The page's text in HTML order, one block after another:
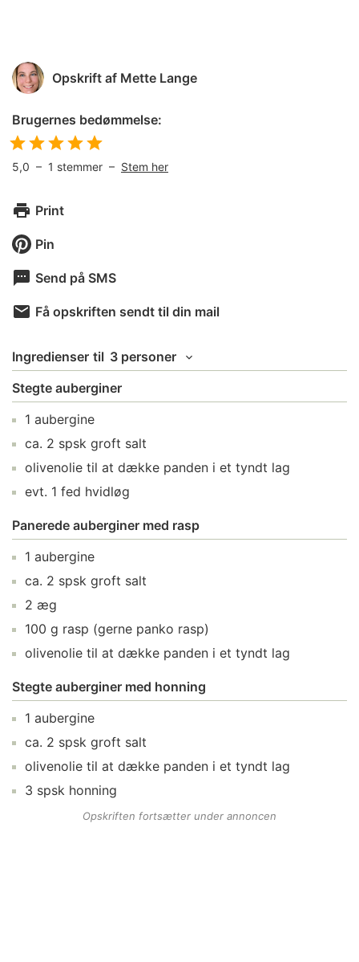
Opskrift af Mette Lange
Brugernes bedømmelse:
5,0 – 1 stemmer – Stem her
Print
Pin
Send på SMS
Få opskriften sendt til din mail
Ingredienser til 3 personer
Stegte auberginer
1 aubergine
ca. 2 spsk groft salt
olivenolie til at dække panden i et tyndt lag
evt. 1 fed hvidløg
Panerede auberginer med rasp
1 aubergine
ca. 2 spsk groft salt
2 æg
100 g rasp (gerne panko rasp)
olivenolie til at dække panden i et tyndt lag
Stegte auberginer med honning
1 aubergine
ca. 2 spsk groft salt
olivenolie til at dække panden i et tyndt lag
3 spsk honning
Opskriften fortsætter under annoncen